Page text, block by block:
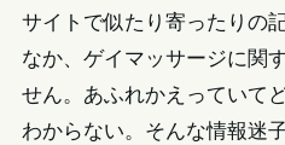
サイトで似たり寄ったりの
なか、ゲイマッサージに関
せん。あふれかえっていて
わからない。そんな情報迷